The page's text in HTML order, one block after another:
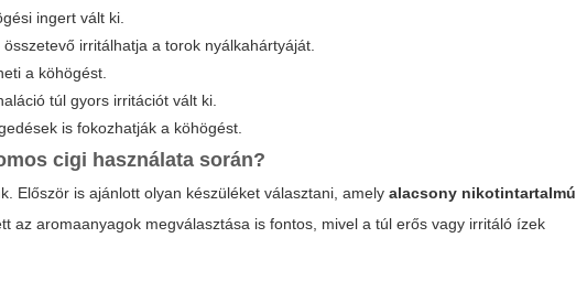
ingert vált ki.
irritálhatja a torok nyálkahártyáját.
a köhögést.
túl gyors irritációt vált ki.
is fokozhatják a köhögést.
cigi használata során?
Először is ajánlott olyan készüléket választani, amelyalacsony nikotintartalmú
az aromaanyagok megválasztása is fontos, mivel a túl erős vagy irritáló ízek